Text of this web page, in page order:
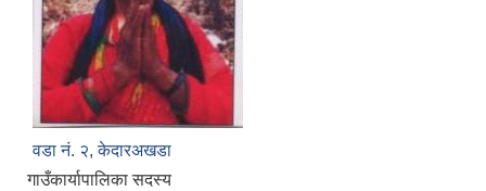
वडा नं. २, केदारअखडा
गाउँकार्यापालिका सदस्य